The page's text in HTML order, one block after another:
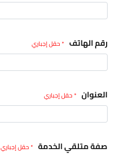
رقم الهاتف * حقل إجباري
العنوان * حقل إجباري
صفة متلقي الخدمة * حقل إجباري